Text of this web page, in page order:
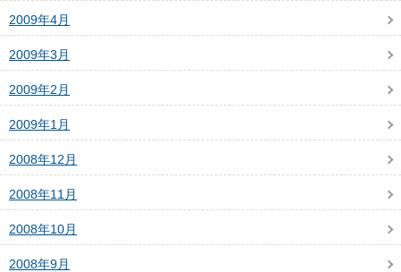
2009年4月
2009年3月
2009年2月
2009年1月
2008年12月
2008年11月
2008年10月
2008年9月